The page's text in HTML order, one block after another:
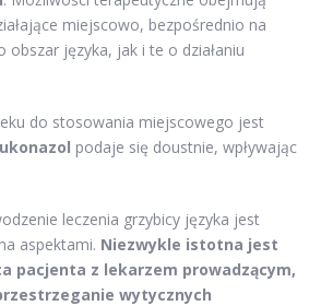
miejscowo, bezpośrednio na
języka, jak i te o działaniu
do stosowania miejscowego jest
podaje się doustnie, wpływając
leczenia grzybicy języka jest
aspektami. Niezwykle istotna jest
pacjenta z lekarzem prowadzącym,
wytycznych